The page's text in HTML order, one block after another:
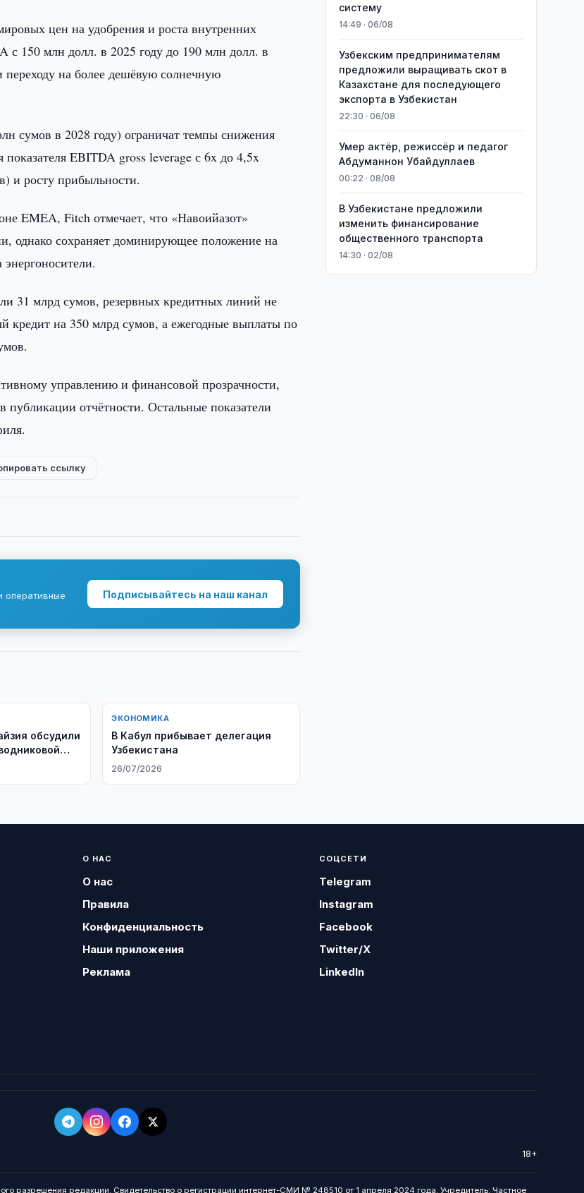
цен на удобрения и роста внутренних
с 150 млн долл. в 2025 году до 190 млн долл. в
на более дешёвую солнечную
сумов в 2028 году) ограничат темпы снижения
EBITDA gross leverage с 6x до 4,5x
и росту прибыльности.
EMEA, Fitch отмечает, что «Навоийазот»
однако сохраняет доминирующее положение на
31 млрд сумов, резервных кредитных линий не
кредит на 350 млрд сумов, а ежегодные выплаты по
управлению и финансовой прозрачности,
публикации отчётности. Остальные показатели
ссылку
оперативные
Подписывайтесь на наш канал
обсудили
ЭКОНОМИКА
В Кабул прибывает делегация
Узбекистана
26/07/2026
систему
14:49 · 06/08
Узбекским предпринимателям
предложили выращивать скот в
Казахстане для последующего
экспорта в Узбекистан
22:30 · 06/08
Умер актёр, режиссёр и педагог
Абдуманнон Убайдуллаев
00:22 · 08/08
В Узбекистане предложили
изменить финансирование
общественного транспорта
14:30 · 02/08
О НАС
О нас
Правила
Конфиденциальность
Наши приложения
Реклама
СОЦСЕТИ
Telegram
Instagram
Facebook
Twitter/X
LinkedIn
18+
разрешения редакции. Свидетельство о регистрации интернет-СМИ № 248510 от 1 апреля 2024 года. Учредитель: Частное